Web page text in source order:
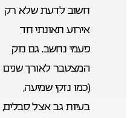
חשוב לדעת שלא רק
אירוע תאונתי חד
פעמי נחשב. גם נזק
המצטבר לאורך שנים
(כמו נזקי שמיעה,
בעיות גב אצל סבלים,